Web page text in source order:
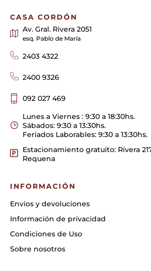
CASA CORDÓN
Av. Gral. Rivera 2051
esq. Pablo de María
2403 4322
2400 9326
092 027 469
Lunes a Viernes : 9:30 a 18:30hs.
Sábados: 9:30 a 13:30hs.
Feriados Laborables: 9:30 a 13:30hs.
Estacionamiento gratuito: Rivera
Requena
INFORMACIÓN
Envíos y devoluciones
Información de privacidad
Condiciones de Uso
Sobre nosotros